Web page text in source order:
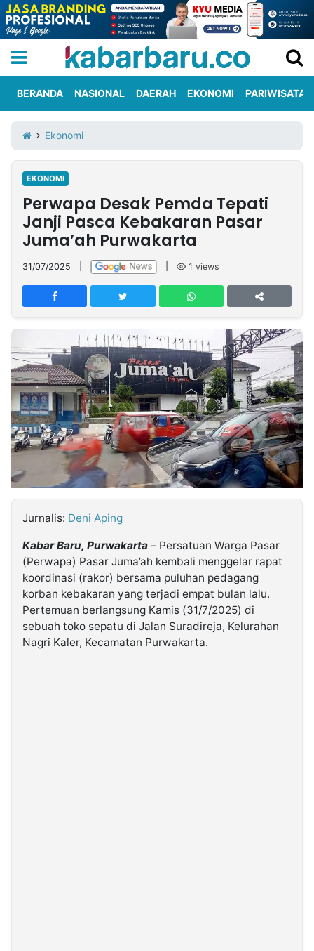
Iklan
Berita
Kami
Nasional
International
Olahraga
Entertainment
Daerah
Pariwisata
Kuliner
Kolom
Network
PT
TREETAN
INDONESIA
Partner
Insight
NTB
Suara
Time
Lens
IDN
Daily
Jogja
Jalan
Rakyat
Idealita
News
Kita
Notice
Dinamikapost.com
Radar
Baru
Seedbacklink
Kabarbaru
BERANDA NASIONAL DAERAH EKONOMI PARIWISATA
Ekonomi
EKONOMI
Perwapa Desak Pemda Tepati
Janji Pasca Kebakaran Pasar
Juma’ah Purwakarta
31/07/2025 1 views
Jurnalis: Deni Aping
Kabar Baru, Purwakarta – Persatuan Warga Pasar
(Perwapa) Pasar Juma’ah kembali menggelar rapat
koordinasi (rakor) bersama puluhan pedagang
korban kebakaran yang terjadi empat bulan lalu.
Pertemuan berlangsung Kamis (31/7/2025) di
sebuah toko sepatu di Jalan Suradireja, Kelurahan
Nagri Kaler, Kecamatan Purwakarta.